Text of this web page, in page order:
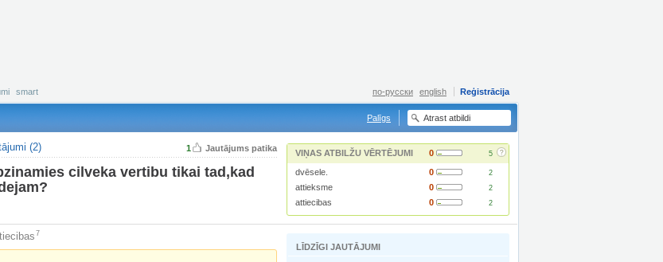
smart Reģistrācija
по-русски english
Palīgs
1 Jautājums patika
(2)
cilveka vertibu tikai tad,kad
VIŅAS ATBILŽU VĒRTĒJUMI 0 5 ?
dvēsele. 0 2
attieksme 0 2
attiecibas 0 2
7
LĪDZĪGI JAUTĀJUMI